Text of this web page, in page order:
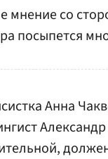
мнение со
посыпется
Анна